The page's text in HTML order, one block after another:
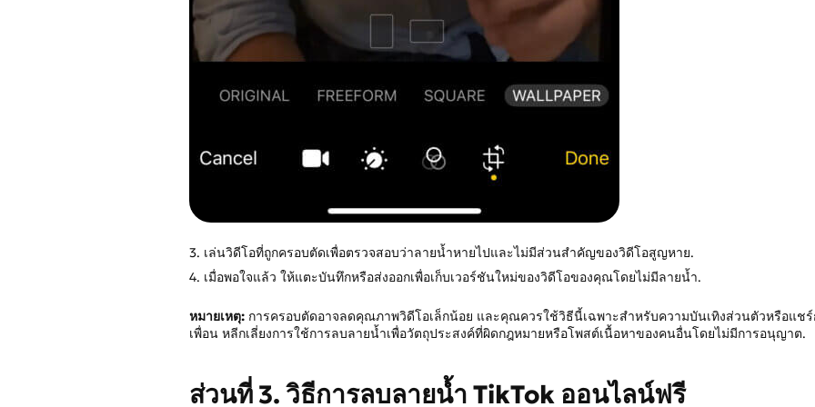
3. เล่นวิดีโอที่ถูกครอบตัดเพื่อตรวจสอบว่าลายน้ำหายไปและไม่มีส่วนสำคัญของวิดีโอสูญหาย.
4. เมื่อพอใจแล้ว ให้แตะบันทึกหรือส่งออกเพื่อเก็บเวอร์ชันใหม่ของวิดีโอของคุณโดยไม่มีลายน้ำ.
หมายเหตุ: การครอบตัดอาจลดคุณภาพวิดีโอเล็กน้อย และคุณควรใช้วิธีนี้เฉพาะสำหรับความบันเทิงส่วนตัวหรือแช
เพื่อน หลีกเลี่ยงการใช้การลบลายน้ำเพื่อวัตถุประสงค์ที่ผิดกฎหมายหรือโพสต์เนื้อหาของคนอื่นโดยไม่มีการอนุญาต.
ส่วนที่ 3. วิธีการลบลายน้ำ TikTok ออนไลน์ฟรี